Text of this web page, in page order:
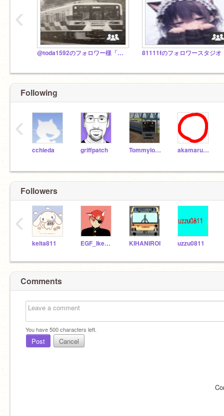
@toda1592のフォロワー様「スタジオ」@toda1592 follower [studio] 81111fのフォロワースタジオ
‹
Following
cchieda griffpatch Tommylongeyelashes akamaru_prg
‹
Followers
keita811 EGF_Ikemenchan_MZO KIHANIROI uzzu0811
‹
Comments
You have500characters left.
Post Cancel